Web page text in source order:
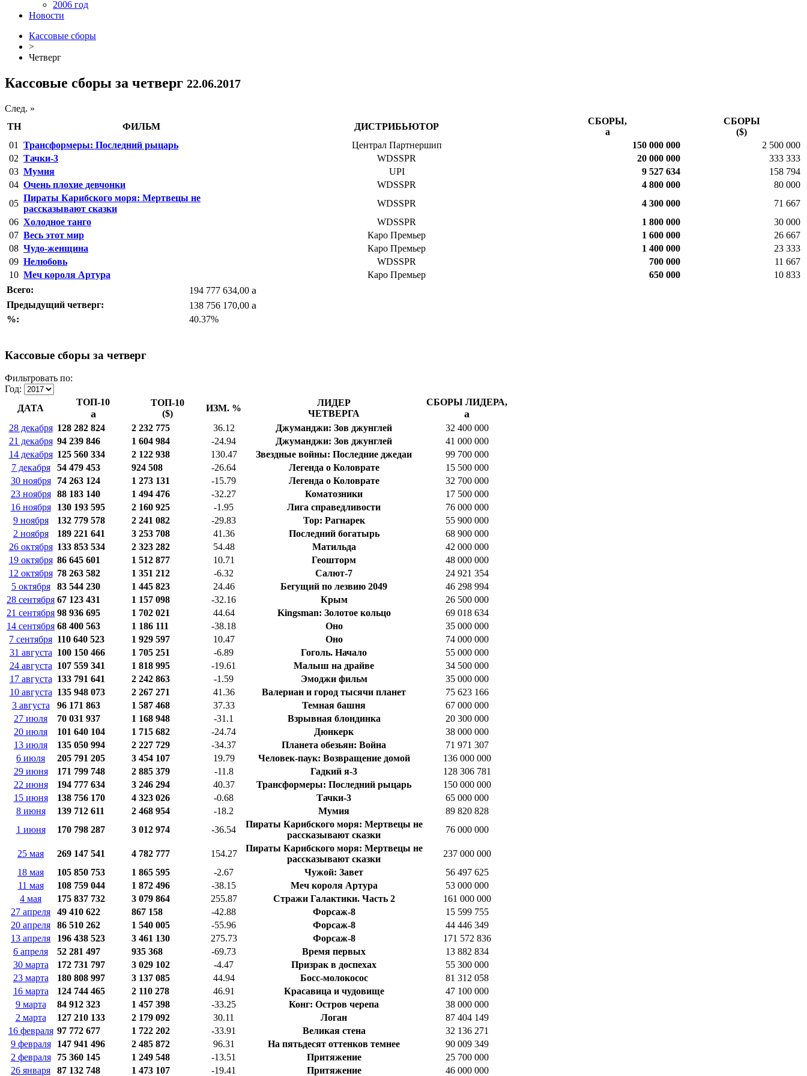
2006 год
Новости
Кассовые сборы
>
Четверг
Кассовые сборы за четверг 22.06.2017
След. »
ТН
ФИЛЬМ ДИСТРИБЬЮТОР
СБОРЫ,
a
СБОРЫ
($)
01
Трансформеры: Последний рыцарь Централ Партнершип 150 000 000
2 500 000
02 Тачки-3 WDSSPR 20 000 000
333 333
03 Мумия UPI 9 527 634
158 794
04 Очень плохие девчонки WDSSPR 4 800 000
80 000
05
Пираты Карибского моря: Мертвецы не
рассказывают сказки
WDSSPR 4 300 000
71 667
06 Холодное танго WDSSPR 1 800 000
30 000
07 Весь этот мир Каро Премьер 1 600 000
26 667
08 Чудо-женщина Каро Премьер 1 400 000
23 333
09 Нелюбовь WDSSPR 700 000
11 667
10 Меч короля Артура Каро Премьер 650 000
10 833
Всего:
194 777 634,00 a
Предыдущий четверг: 138 756 170,00 a
%: 40.37%
Кассовые сборы за четверг
Фильтровать по:
Год:
ДАТА
ТОП-10
a
ТОП-10
($)
ИЗМ. %
ЛИДЕР
ЧЕТВЕРГА
СБОРЫ ЛИДЕРА,
a
28 декабря 128 282 824 2 232 775 36.12 Джуманджи: Зов джунглей
32 400 000
21 декабря 94 239 846 1 604 984 -24.94 Джуманджи: Зов джунглей
41 000 000
14 декабря 125 560 334 2 122 938 130.47 Звездные войны: Последние джедаи
99 700 000
7 декабря
54 479 453 924 508 -26.64 Легенда о Коловрате
15 500 000
30 ноября
74 263 124 1 273 131 -15.79 Легенда о Коловрате
32 700 000
23 ноября
88 183 140 1 494 476 -32.27 Коматозники
17 500 000
16 ноября
130 193 595 2 160 925 -1.95 Лига справедливости
76 000 000
9 ноября
132 779 578 2 241 082 -29.83 Тор: Рагнарек
55 900 000
2 ноября
189 221 641 3 253 708 41.36 Последний богатырь
68 900 000
26 октября 133 853 534 2 323 282 54.48 Матильда
42 000 000
19 октября 86 645 601 1 512 877 10.71 Геошторм
48 000 000
12 октября 78 263 582 1 351 212 -6.32 Салют-7
24 921 354
5 октября
83 544 230 1 445 823 24.46 Бегущий по лезвию 2049
46 298 994
28 сентября 67 123 431 1 157 098 -32.16 Крым
26 500 000
21 сентября 98 936 695 1 702 021 44.64 Kingsman: Золотое кольцо
69 018 634
14 сентября 68 400 563 1 186 111 -38.18 Оно
35 000 000
7 сентября 110 640 523 1 929 597 10.47 Оно
74 000 000
31 августа 100 150 466 1 705 251 -6.89 Гоголь. Начало
55 000 000
24 августа 107 559 341 1 818 995 -19.61 Малыш на драйве
34 500 000
17 августа 133 791 641 2 242 863 -1.59 Эмоджи фильм
35 000 000
10 августа 135 948 073 2 267 271 41.36 Валериан и город тысячи планет
75 623 166
3 августа
96 171 863 1 587 468 37.33 Темная башня
67 000 000
27 июля
70 031 937 1 168 948 -31.1 Взрывная блондинка
20 300 000
20 июля
101 640 104 1 715 682 -24.74 Дюнкерк
38 000 000
13 июля
135 050 994 2 227 729 -34.37 Планета обезьян: Война
71 971 307
6 июля
205 791 205 3 454 107 19.79 Человек-паук: Возвращение домой
136 000 000
29 июня
171 799 748 2 885 379 -11.8 Гадкий я-3
128 306 781
22 июня
194 777 634 3 246 294 40.37 Трансформеры: Последний рыцарь
150 000 000
15 июня
138 756 170 4 323 026 -0.68 Тачки-3
65 000 000
8 июня
139 712 611 2 468 954 -18.2 Мумия
89 820 828
1 июня
170 798 287 3 012 974 -36.54
Пираты Карибского моря: Мертвецы не
рассказывают сказки
76 000 000
25 мая 269 147 541 4 782 777 154.27
Пираты Карибского моря: Мертвецы не
рассказывают сказки
237 000 000
18 мая
105 850 753 1 865 595 -2.67 Чужой: Завет
56 497 625
11 мая
108 759 044 1 872 496 -38.15 Меч короля Артура
53 000 000
4 мая
175 837 732 3 079 864 255.87 Стражи Галактики. Часть 2
161 000 000
27 апреля
49 410 622 867 158 -42.88 Форсаж-8
15 599 755
20 апреля
86 510 262 1 540 005 -55.96 Форсаж-8
44 446 349
13 апреля
196 438 523 3 461 130 275.73 Форсаж-8
171 572 836
6 апреля
52 281 497 935 368 -69.73 Время первых
13 882 834
30 марта
172 731 797 3 029 102 -4.47 Призрак в доспехах
55 300 000
23 марта
180 808 997 3 137 085 44.94 Босс-молокосос
81 312 058
16 марта
124 744 465 2 110 278 46.91 Красавица и чудовище
47 100 000
9 марта
84 912 323 1 457 398 -33.25 Конг: Остров черепа
38 000 000
2 марта
127 210 133 2 179 092 30.11 Логан
87 404 149
16 февраля 97 772 677 1 722 202 -33.91 Великая стена
32 136 271
9 февраля
147 941 496 2 485 872 96.31 На пятьдесят оттенков темнее
90 009 349
2 февраля
75 360 145 1 249 548 -13.51 Притяжение
25 700 000
26 января
87 132 748 1 473 107 -19.41 Притяжение 46 000 000